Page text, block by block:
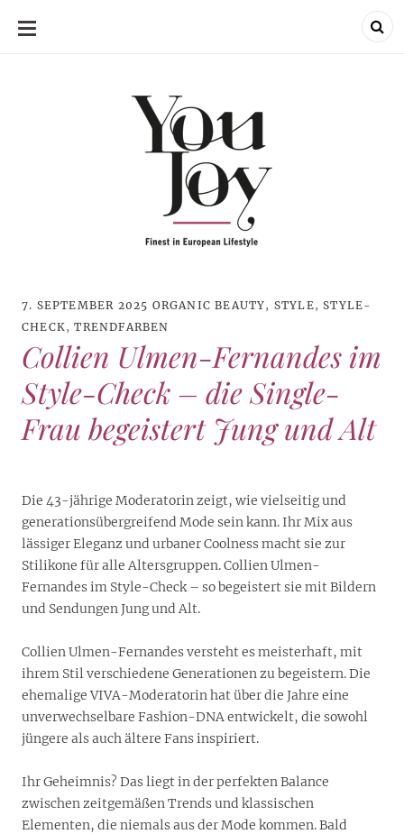
SKIP
7. SEPTEMBER 2025 ORGANIC BEAUTY, STYLE,STYLE-
CHECK,TRENDFARBEN
Collien Ulmen-Fernandes im
Style-Check – die Single-
Frau begeistert Jung und Alt
Die 43-jährige Moderatorin zeigt, wie vielseitig und
generationsübergreifend Mode sein kann. Ihr Mix aus
lässiger Eleganz und urbaner Coolness macht sie zur
Stilikone für alle Altersgruppen. Collien Ulmen-
Fernandes im Style-Check – so begeistert sie mit Bildern
und Sendungen Jung und Alt.
Collien Ulmen-Fernandes versteht es meisterhaft, mit
ihrem Stil verschiedene Generationen zu begeistern. Die
ehemalige VIVA-Moderatorin hat über die Jahre eine
unverwechselbare Fashion-DNA entwickelt, die sowohl
jüngere als auch ältere Fans inspiriert.
Ihr Geheimnis? Das liegt in der perfekten Balance
zwischen zeitgemäßen Trends und klassischen
Elementen, die niemals aus der Mode kommen. Bald